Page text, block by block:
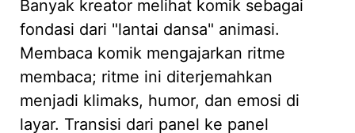
Banyak kreator melihat komik sebagai
fondasi dari "lantai dansa" animasi.
Membaca komik mengajarkan ritme
membaca; ritme ini diterjemahkan
menjadi klimaks, humor, dan emosi di
layar. Transisi dari panel ke panel